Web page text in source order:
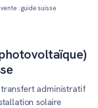
: guide suisse
administratif
solaire